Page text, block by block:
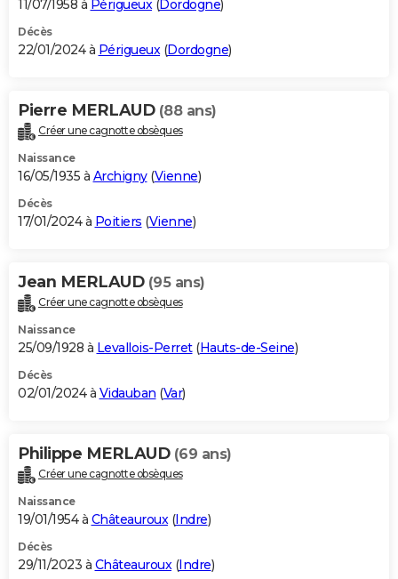
11/07/1958 à Périgueux(Dordogne)
Décès
22/01/2024 à Périgueux(Dordogne)
Pierre MERLAUD (88 ans)
Créer une cagnotte obsèques
Naissance
16/05/1935 à Archigny(Vienne)
Décès
17/01/2024 à Poitiers (Vienne)
Jean MERLAUD (95 ans)
Créer une cagnotte obsèques
Naissance
25/09/1928 à Levallois-Perret(Hauts-de-Seine)
Décès
02/01/2024 à Vidauban (Var)
Philippe MERLAUD (69 ans)
Créer une cagnotte obsèques
Naissance
19/01/1954 à Châteauroux(Indre)
Décès
29/11/2023 à Châteauroux(Indre)